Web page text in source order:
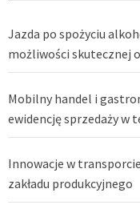
Jazda po spożyciu
możliwości skutecznej
Mobilny handel i
ewidencję sprzedaży w
Innowacje w
zakładu produkcyjnego